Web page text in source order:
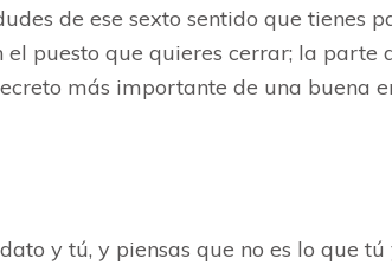
de ese sexto sentido que tienes
puesto que quieres cerrar; la parte
más importante de una buena
y tú, y piensas que no es lo que tú